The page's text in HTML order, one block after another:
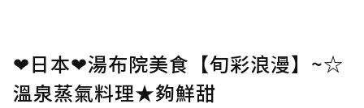
❤日本❤湯布院美食【旬彩浪漫】~☆
溫泉蒸氣料理★夠鮮甜